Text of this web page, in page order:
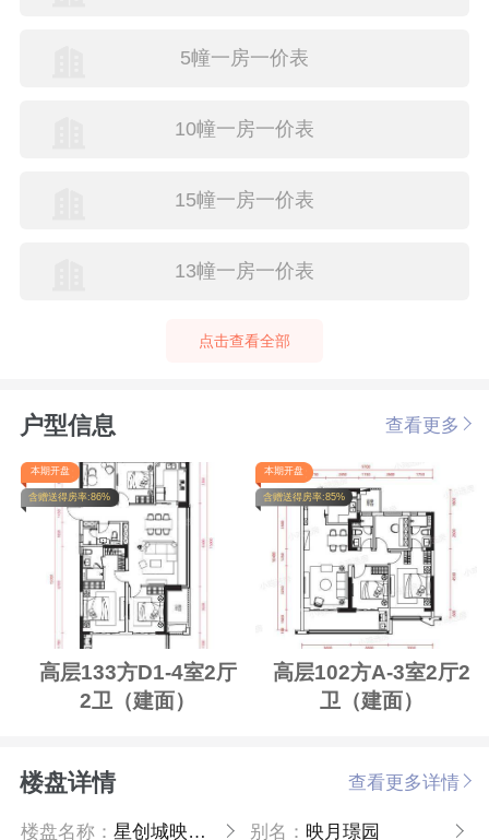
5幢一房一价表
10幢一房一价表
15幢一房一价表
13幢一房一价表
点击查看全部
户型信息 查看更多
本期开盘
含赠送得房率:86%
高层133方D1-4室2厅
2卫（建面）
本期开盘
含赠送得房率:85%
高层102方A-3室2厅2
卫（建面）
楼盘详情 查看更多详情
楼盘名称：星创城映月璟园 别名： 映月璟园